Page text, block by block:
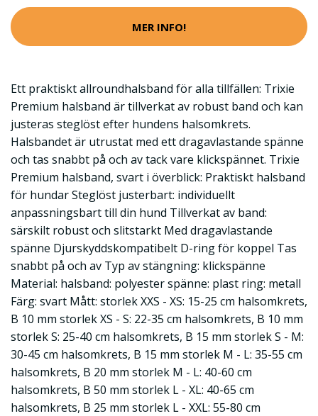
MER INFO!
Ett praktiskt allroundhalsband för alla tillfällen: Trixie
Premium halsband är tillverkat av robust band och kan
justeras steglöst efter hundens halsomkrets.
Halsbandet är utrustat med ett dragavlastande spänne
och tas snabbt på och av tack vare klickspännet. Trixie
Premium halsband, svart i överblick: Praktiskt halsband
för hundar Steglöst justerbart: individuellt
anpassningsbart till din hund Tillverkat av band:
särskilt robust och slitstarkt Med dragavlastande
spänne Djurskyddskompatibelt D-ring för koppel Tas
snabbt på och av Typ av stängning: klickspänne
Material: halsband: polyester spänne: plast ring: metall
Färg: svart Mått: storlek XXS - XS: 15-25 cm halsomkrets,
B 10 mm storlek XS - S: 22-35 cm halsomkrets, B 10 mm
storlek S: 25-40 cm halsomkrets, B 15 mm storlek S - M:
30-45 cm halsomkrets, B 15 mm storlek M - L: 35-55 cm
halsomkrets, B 20 mm storlek M - L: 40-60 cm
halsomkrets, B 50 mm storlek L - XL: 40-65 cm
halsomkrets, B 25 mm storlek L - XXL: 55-80 cm